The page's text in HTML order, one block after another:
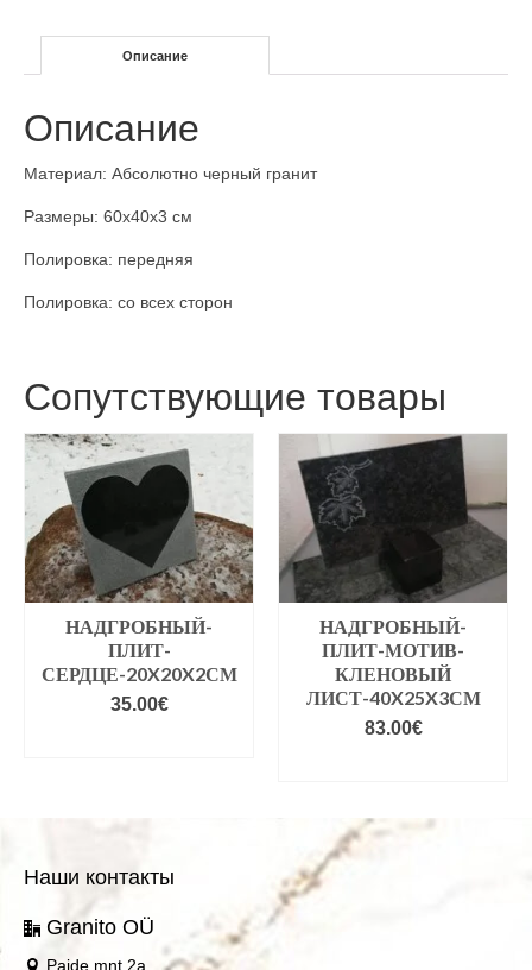
Описание
Описание
Материал: Абсолютно черный гранит
Размеры: 60x40x3 см
Полировка: передняя
Полировка: со всех сторон
Сопутствующие товары
НАДГРОБНЫЙ-
ПЛИТ-
СЕРДЦЕ-20X20X2СМ
35.00€
НАДГРОБНЫЙ-
ПЛИТ-МОТИВ-
КЛЕНОВЫЙ
ЛИСТ-40X25X3СМ
83.00€
Наши контакты
Granito OÜ
Paide mnt 2a